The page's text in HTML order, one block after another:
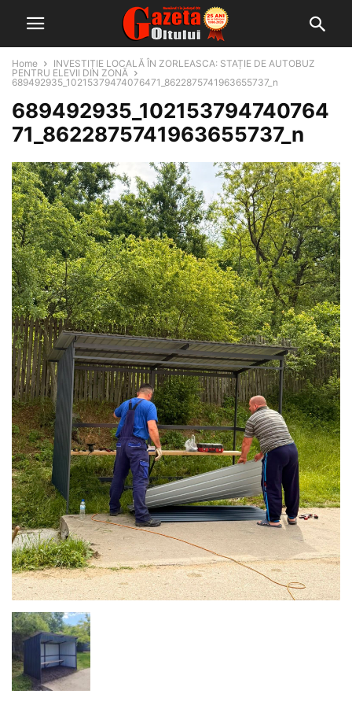
Home
INVESTIȚIE LOCALĂ ÎN ZORLEASCA: STAȚIE DE AUTOBUZ
PENTRU ELEVII DIN ZONĂ
689492935_10215379474076471_8622875741963655737_n
689492935_102153794740764
71_8622875741963655737_n